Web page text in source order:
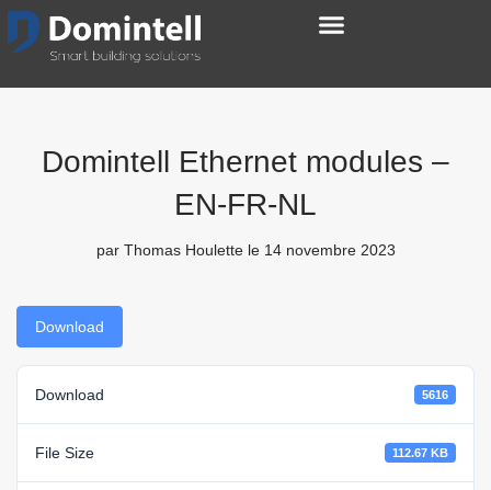
Domintell Ethernet modules –
EN-FR-NL
par Thomas Houlette le 14 novembre 2023
Download
Download 5616
File Size 112.67 KB